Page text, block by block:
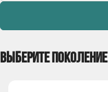
ВЫБЕРИТЕ ПОКОЛЕНИЕ